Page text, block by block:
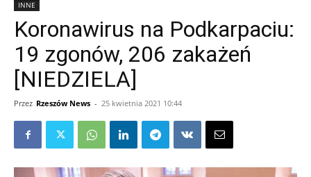
INNE
Koronawirus na Podkarpaciu:
19 zgonów, 206 zakażeń
[NIEDZIELA]
Przez Rzeszów News - 25 kwietnia 2021 10:44